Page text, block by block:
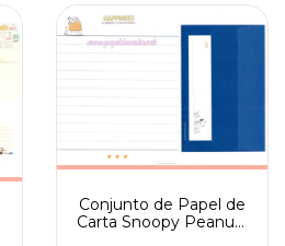
Conjunto de Papel de
Carta Snoopy Peanuts